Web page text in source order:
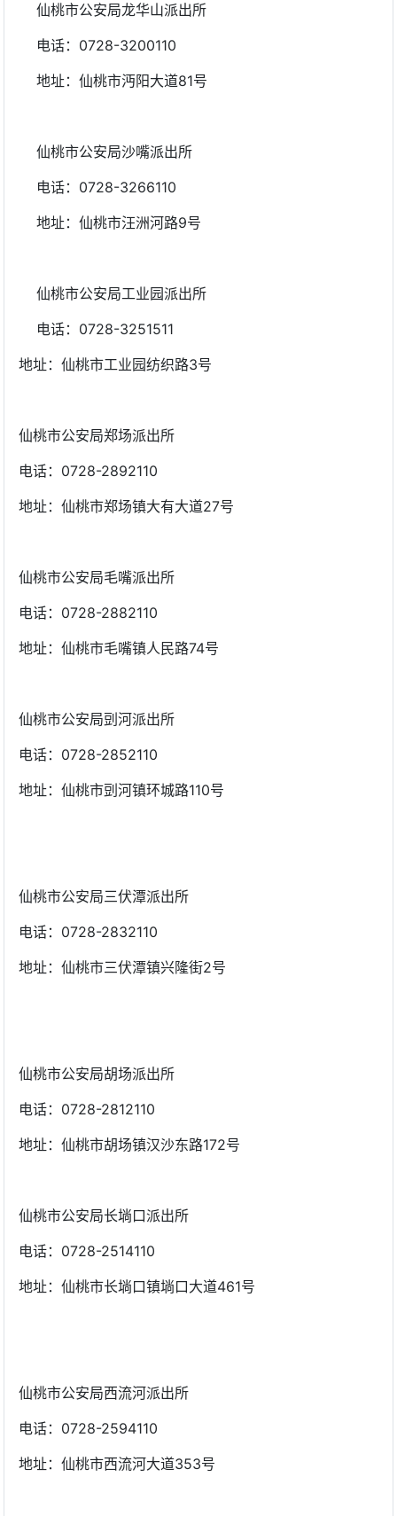
仙桃市公安局龙华山派出所
电话：0728-3200110
地址：仙桃市沔阳大道81号
仙桃市公安局沙嘴派出所
电话：0728-3266110
地址：仙桃市汪洲河路9号
仙桃市公安局工业园派出所
电话：0728-3251511
地址：仙桃市工业园纺织路3号
仙桃市公安局郑场派出所
电话：0728-2892110
地址：仙桃市郑场镇大有大道27号
仙桃市公安局毛嘴派出所
电话：0728-2882110
地址：仙桃市毛嘴镇人民路74号
仙桃市公安局剅河派出所
电话：0728-2852110
地址：仙桃市剅河镇环城路110号
仙桃市公安局三伏潭派出所
电话：0728-2832110
地址：仙桃市三伏潭镇兴隆街2号
仙桃市公安局胡场派出所
电话：0728-2812110
地址：仙桃市胡场镇汉沙东路172号
仙桃市公安局长埫口派出所
电话：0728-2514110
地址：仙桃市长埫口镇埫口大道461号
仙桃市公安局西流河派出所
电话：0728-2594110
地址：仙桃市西流河大道353号